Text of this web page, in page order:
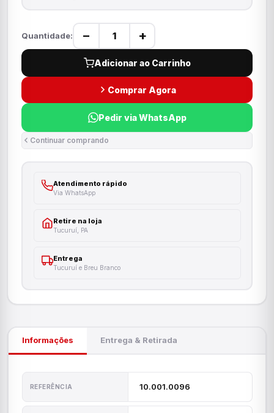
Quantidade: − +
Adicionar ao Carrinho
Comprar Agora
Pedir via WhatsApp
Continuar comprando
Atendimento rápido
Via WhatsApp
Retire na loja
Tucuruí, PA
Entrega
Tucuruí e Breu Branco
Informações Entrega & Retirada
REFERÊNCIA 10.001.0096